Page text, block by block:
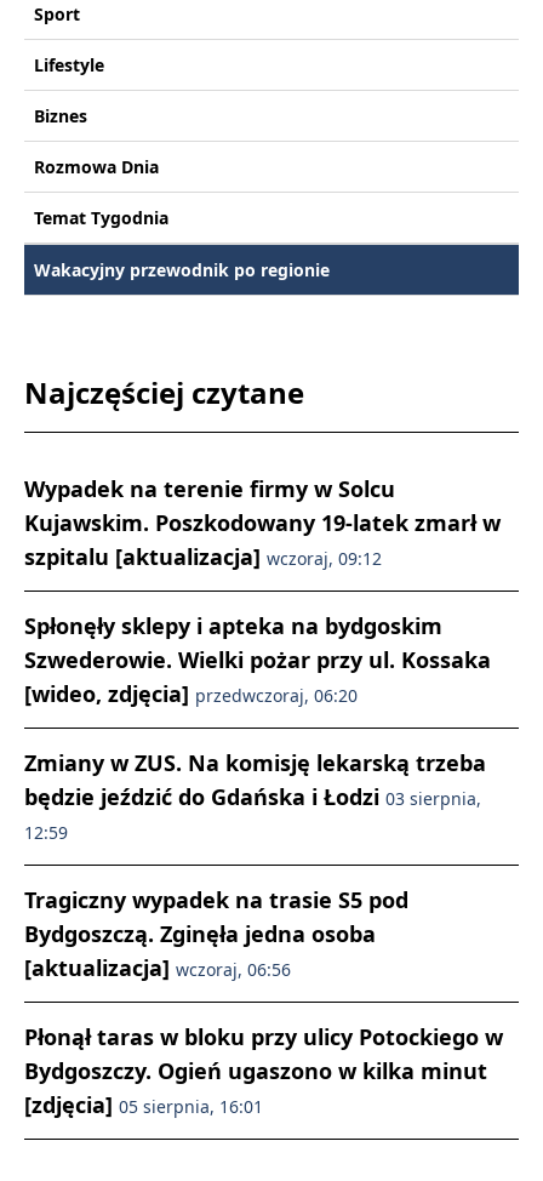
Sport
Lifestyle
Biznes
Rozmowa Dnia
Temat Tygodnia
Wakacyjny przewodnik po regionie
Najczęściej czytane
Wypadek na terenie firmy w Solcu
Kujawskim. Poszkodowany 19-latek zmarł w
szpitalu [aktualizacja] wczoraj, 09:12
Spłonęły sklepy i apteka na bydgoskim
Szwederowie. Wielki pożar przy ul. Kossaka
[wideo, zdjęcia] przedwczoraj, 06:20
Zmiany w ZUS. Na komisję lekarską trzeba
będzie jeździć do Gdańska i Łodzi 03 sierpnia,
12:59
Tragiczny wypadek na trasie S5 pod
Bydgoszczą. Zginęła jedna osoba
[aktualizacja] wczoraj, 06:56
Płonął taras w bloku przy ulicy Potockiego w
Bydgoszczy. Ogień ugaszono w kilka minut
[zdjęcia] 05 sierpnia, 16:01